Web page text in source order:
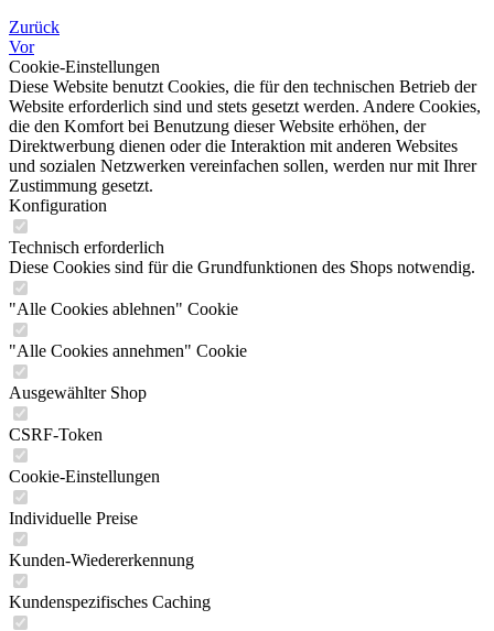
Zurück
Vor
Cookie-Einstellungen
Diese Website benutzt Cookies, die für den technischen Betrieb der
Website erforderlich sind und stets gesetzt werden. Andere Cookies,
die den Komfort bei Benutzung dieser Website erhöhen, der
Direktwerbung dienen oder die Interaktion mit anderen Websites
und sozialen Netzwerken vereinfachen sollen, werden nur mit Ihrer
Zustimmung gesetzt.
Konfiguration
Technisch erforderlich
Diese Cookies sind für die Grundfunktionen des Shops notwendig.
"Alle Cookies ablehnen" Cookie
"Alle Cookies annehmen" Cookie
Ausgewählter Shop
CSRF-Token
Cookie-Einstellungen
Individuelle Preise
Kunden-Wiedererkennung
Kundenspezifisches Caching